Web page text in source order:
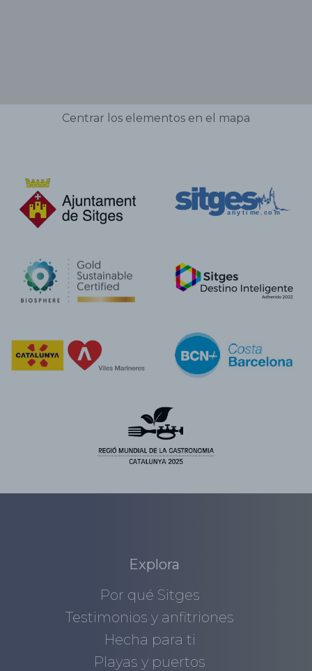
Centrar los elementos en el mapa
Explora
Por qué Sitges
Testimonios y anfitriones
Hecha para ti
Playas y puertos